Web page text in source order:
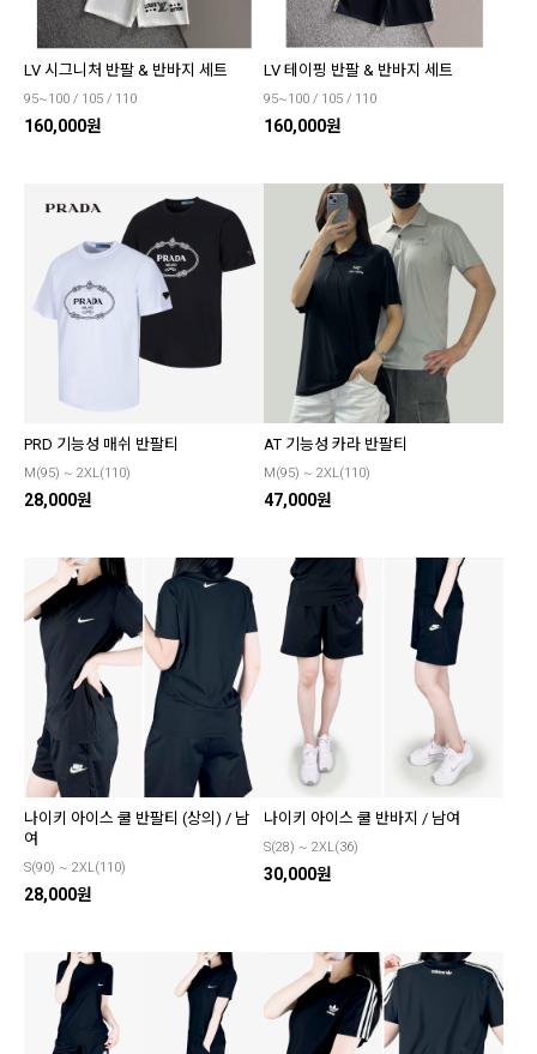
LV 시그니처 반팔 & 반바지 세트
95~100 / 105 / 110
160,000원
LV 테이핑 반팔 & 반바지 세트
95~100 / 105 / 110
160,000원
PRD 기능성 매쉬 반팔티
M(95) ~ 2XL(110)
28,000원
AT 기능성 카라 반팔티
M(95) ~ 2XL(110)
47,000원
나이키 아이스 쿨 반팔티 (상의) / 남
여
S(90) ~ 2XL(110)
28,000원
나이키 아이스 쿨 반바지 / 남여
S(28) ~ 2XL(36)
30,000원